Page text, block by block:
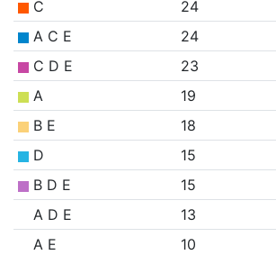
C
24
A C E
24
C D E
23
A
19
B E
18
D
15
B D E
15
A D E
13
A E
10